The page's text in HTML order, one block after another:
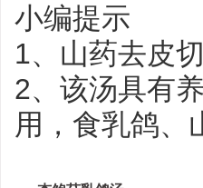
小编提示
1、山药去皮
2、该汤具有
用，食乳鸽、